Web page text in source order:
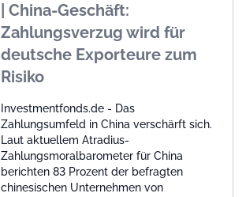
| China-Geschäft:
Zahlungsverzug wird für
deutsche Exporteure zum
Risiko
Investmentfonds.de - Das
Zahlungsumfeld in China verschärft sich.
Laut aktuellem Atradius-
Zahlungsmoralbarometer für China
berichten 83 Prozent der befragten
chinesischen Unternehmen von